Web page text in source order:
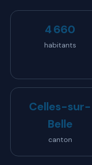
4 660
habitants
Celles-sur-
Belle
canton